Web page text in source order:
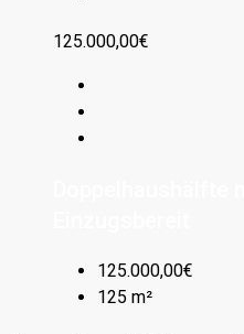
125.000,00€
125.000,00€
125 m²